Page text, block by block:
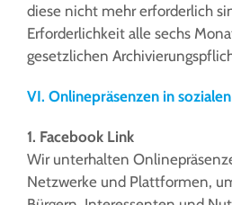
diese nicht mehr erforderlich
Erforderlichkeit alle sechs
gesetzlichen
VI. Onlinepräsenzen in
1. Facebook Link
Wir unterhalten
Netzwerke und Plattformen,